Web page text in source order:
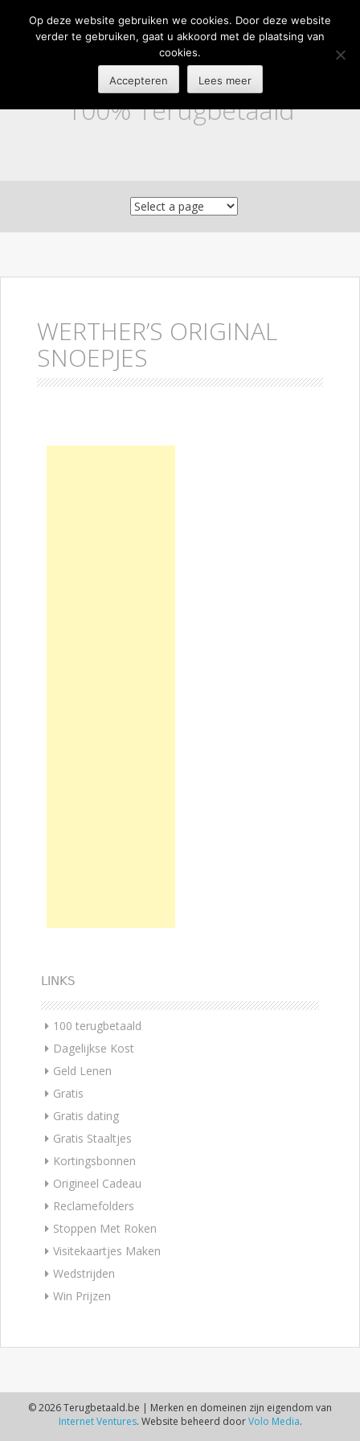
100% Terugbetaald
WERTHER’S ORIGINAL
SNOEPJES
LINKS
100 terugbetaald
Dagelijkse Kost
Geld Lenen
Gratis
Gratis dating
Gratis Staaltjes
Kortingsbonnen
Origineel Cadeau
Reclamefolders
Stoppen Met Roken
Visitekaartjes Maken
Wedstrijden
Win Prijzen
© 2026 Terugbetaald.be | Merken en domeinen zijn eigendom van
Internet Ventures. Website beheerd doorVolo Media.
Op deze website gebruiken we cookies. Door deze website
verder te gebruiken, gaat u akkoord met de plaatsing van
cookies.
Accepteren Lees meer